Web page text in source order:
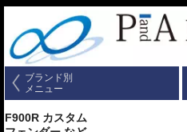
ブランド別
メニュー
F900R カスタム